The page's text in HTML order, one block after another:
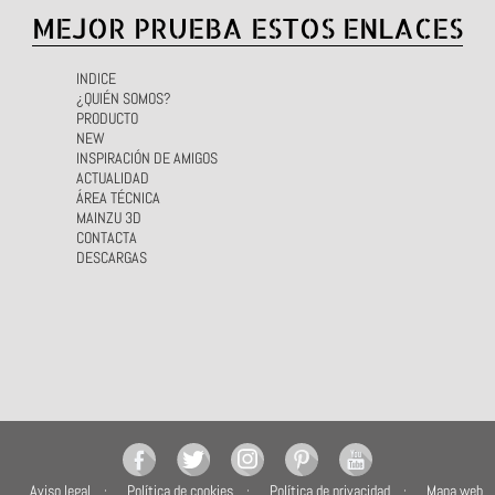
MEJOR PRUEBA ESTOS ENLACES
INDICE
¿QUIÉN SOMOS?
PRODUCTO
NEW
INSPIRACIÓN DE AMIGOS
ACTUALIDAD
ÁREA TÉCNICA
MAINZU 3D
CONTACTA
DESCARGAS
Aviso legal Política de cookies Política de privacidad Mapa web